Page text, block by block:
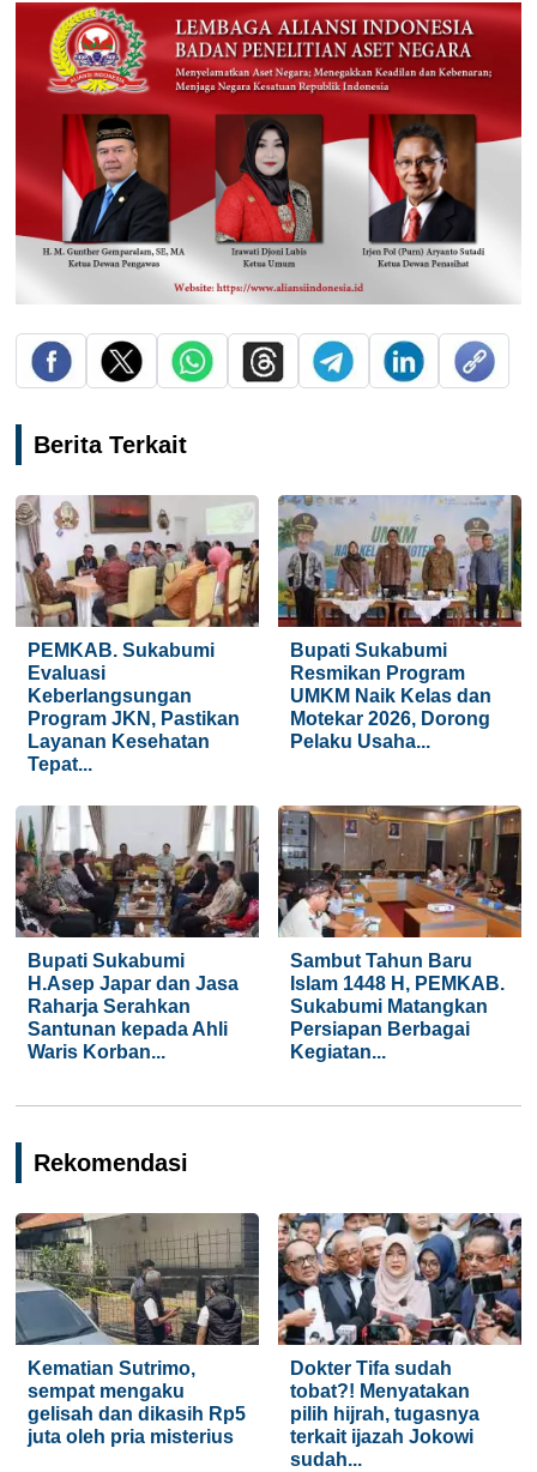
Berita Terkait
PEMKAB. Sukabumi
Evaluasi
Keberlangsungan
Program JKN, Pastikan
Layanan Kesehatan
Tepat...
Bupati Sukabumi
Resmikan Program
UMKM Naik Kelas dan
Motekar 2026, Dorong
Pelaku Usaha...
Bupati Sukabumi
H.Asep Japar dan Jasa
Raharja Serahkan
Santunan kepada Ahli
Waris Korban...
Sambut Tahun Baru
Islam 1448 H, PEMKAB.
Sukabumi Matangkan
Persiapan Berbagai
Kegiatan...
Rekomendasi
Kematian Sutrimo,
sempat mengaku
gelisah dan dikasih Rp5
juta oleh pria misterius
Dokter Tifa sudah
tobat?! Menyatakan
pilih hijrah, tugasnya
terkait ijazah Jokowi
sudah...